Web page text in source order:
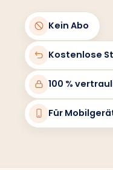
Kein Abo
Kostenlose
100 %
Für